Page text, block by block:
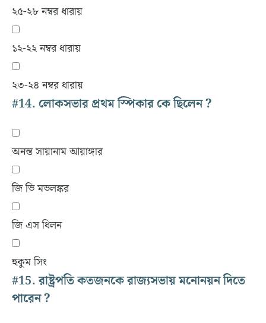
২৫-২৮ নম্বর ধারায়
১২-২২ নম্বর ধারায়
২৩-২৪ নম্বর ধারায়
#14. লোকসভার প্রথম স্পিকার কে ছিলেন ?
অনন্ত সায়ানাম আয়াঙ্গার
জি ভি মভলঙ্কর
জি এস ধিলন
হুকুম সিং
#15.রাষ্ট্রপতি কতজনকে রাজ্যসভায় মনোনয়ন দিতে
পারেন ?